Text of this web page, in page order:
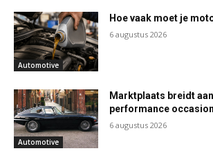
Automotive
Hoe vaak moet je
6 augustus 2026
Automotive
Marktplaats breidt
performance
6 augustus 2026